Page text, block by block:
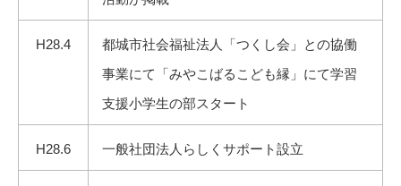
H28.4
都城市社会福祉法人「つくし会」との協働
事業にて「みやこばるこども縁」にて学習
支援小学生の部スタート
H28.6 一般社団法人らしくサポート設立